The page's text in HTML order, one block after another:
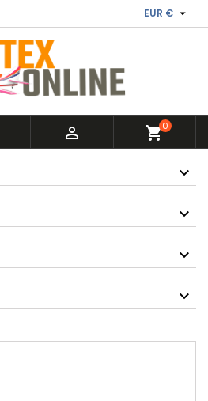
EUR € 
 shopping_cart0